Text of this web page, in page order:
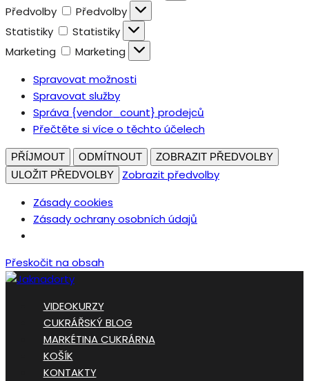
Předvolby
Předvolby
Statistiky
Statistiky
Marketing
Marketing
Spravovat možnosti
Spravovat služby
Správa {vendor_count} prodejců
Přečtěte si více o těchto účelech
PŘÍJMOUT ODMÍTNOUT
ZOBRAZIT PŘEDVOLBY
ULOŽIT PŘEDVOLBY
Zobrazit předvolby
Zásady cookies
Zásady ochrany osobních údajů
Přeskočit na obsah
VIDEOKURZY
CUKRÁŘSKÝ BLOG
MARKÉTINA CUKRÁRNA
KOŠÍK
KONTAKTY